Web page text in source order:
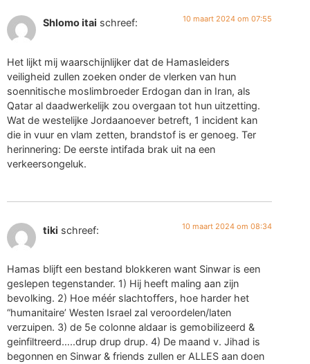
Shlomo itai schreef: 10 maart 2024 om 07:55
Het lijkt mij waarschijnlijker dat de Hamasleiders
veiligheid zullen zoeken onder de vlerken van hun
soennitische moslimbroeder Erdogan dan in Iran, als
Qatar al daadwerkelijk zou overgaan tot hun uitzetting.
Wat de westelijke Jordaanoever betreft, 1 incident kan
die in vuur en vlam zetten, brandstof is er genoeg. Ter
herinnering: De eerste intifada brak uit na een
verkeersongeluk.
tiki schreef: 10 maart 2024 om 08:34
Hamas blijft een bestand blokkeren want Sinwar is een
geslepen tegenstander. 1) Hij heeft maling aan zijn
bevolking. 2) Hoe méér slachtoffers, hoe harder het
“humanitaire’ Westen Israel zal veroordelen/laten
verzuipen. 3) de 5e colonne aldaar is gemobilizeerd &
geinfiltreerd…..drup drup drup. 4) De maand v. Jihad is
begonnen en Sinwar & friends zullen er ALLES aan doen